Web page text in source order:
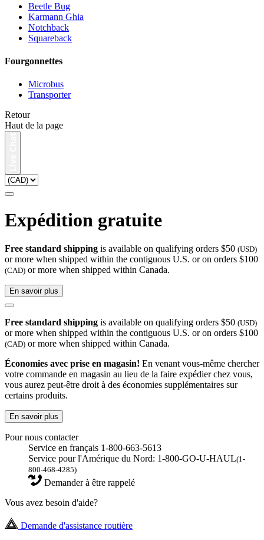
Beetle Bug
Karmann Ghia
Notchback
Squareback
Fourgonnettes
Microbus
Transporter
Retour
Haut de la page
Expédition gratuite
Free standard shipping is available on qualifying orders $50 (USD)
or more when shipped within the contiguous U.S. or on orders $100
(CAD) or more when shipped within Canada.
En savoir plus
Free standard shipping is available on qualifying orders $50 (USD)
or more when shipped within the contiguous U.S. or on orders $100
(CAD) or more when shipped within Canada.
Économies avec prise en magasin! En venant vous-même chercher
votre commande en magasin au lieu de la faire expédier chez vous,
vous aurez peut-être droit à des économies supplémentaires sur
certains produits.
En savoir plus
Pour nous contacter
Service en français 1-800-663-5613
Service pour l'Amérique du Nord: 1-800-GO-U-HAUL(1-
800-468-4285)
Demander à être rappelé
Vous avez besoin d'aide?
Demande d'assistance routière